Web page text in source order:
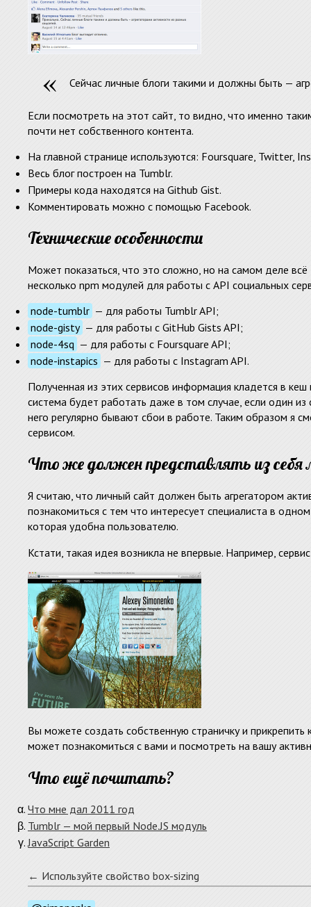
Сейчас личные блоги такими и должны быть —
Если посмотреть на этот сайт, то видно, что именно
почти нет собственного контента.
На главной странице используются: Foursquare, Twitter,
Весь блог построен на Tumblr.
Примеры кода находятся на Github Gist.
Комментировать можно с помощью Facebook.
Технические особенности
Может показаться, что это сложно, но на самом деле
несколько npm модулей для работы с API социальных
node-tumblr — для работы Tumblr API;
node-gisty — для работы с GitHub Gists API;
node-4sq — для работы с Foursquare API;
node-instapics — для работы с Instagram API.
Полученная из этих сервисов информация кладется в
система будет работать даже в том случае, если один из
него регулярно бывают сбои в работе. Таким образом я
сервисом.
Что же должен представлять из себя
Я считаю, что личный сайт должен быть агрегатором
познакомиться с тем что интересует специалиста в
которая удобна пользователю.
Кстати, такая идея возникла не впервые. Например,
Вы можете создать собственную страничку и
может познакомиться с вами и посмотреть на вашу
Что ещё почитать?
Что мне дал 2011 год
Tumblr — мой первый Node.JS модуль
JavaScript Garden
← Используйте свойство box-sizing